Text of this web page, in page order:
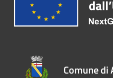
Comune di